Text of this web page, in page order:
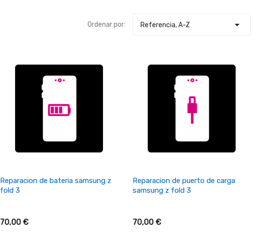
Ordenar por: Referencia, A-Z 
+ Añadir Al Carrito
Reparacion de bateria samsung z
fold 3
70,00 €
+ Añadir Al Carrito
Reparacion de puerto de carga
samsung z fold 3
70,00 €